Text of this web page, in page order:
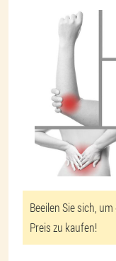
Beeilen Sie sich,
Preis zu kaufen!